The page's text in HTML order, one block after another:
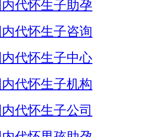
内代怀生子助孕
内代怀生子咨询
内代怀生子中心
内代怀生子机构
内代怀生子公司